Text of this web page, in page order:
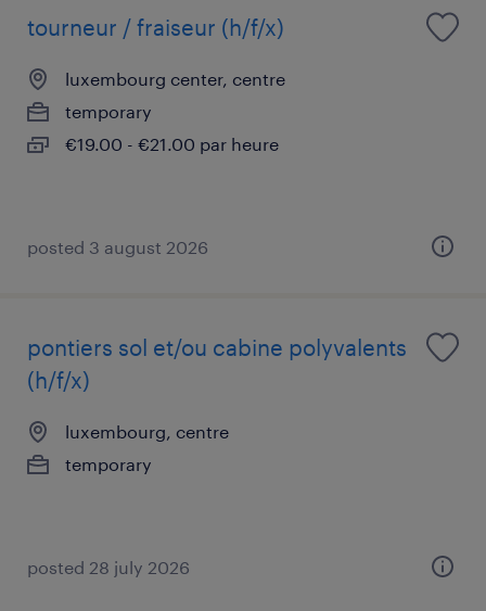
tourneur / fraiseur (h/f/x)
luxembourg center, centre
temporary
€19.00 - €21.00 par heure
posted 3 august 2026
pontiers sol et/ou cabine polyvalents
(h/f/x)
luxembourg, centre
temporary
posted 28 july 2026